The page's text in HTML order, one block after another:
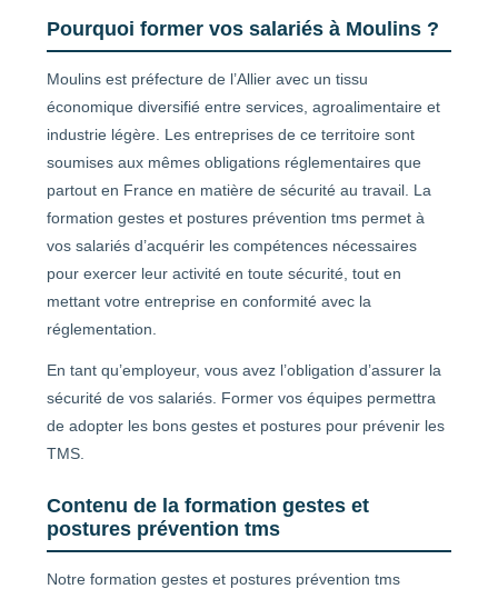
Pourquoi former vos salariés à Moulins ?
Moulins est préfecture de l’Allier avec un tissu
économique diversifié entre services, agroalimentaire et
industrie légère. Les entreprises de ce territoire sont
soumises aux mêmes obligations réglementaires que
partout en France en matière de sécurité au travail. La
formation gestes et postures prévention tms permet à
vos salariés d’acquérir les compétences nécessaires
pour exercer leur activité en toute sécurité, tout en
mettant votre entreprise en conformité avec la
réglementation.
En tant qu’employeur, vous avez l’obligation d’assurer la
sécurité de vos salariés. Former vos équipes permettra
de adopter les bons gestes et postures pour prévenir les
TMS.
Contenu de la formation gestes et
postures prévention tms
Notre formation gestes et postures prévention tms